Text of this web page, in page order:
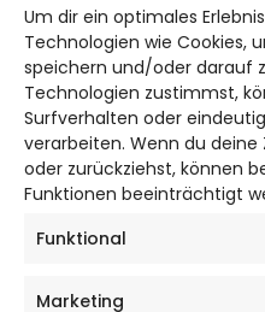
Um dir ein optimales
Technologien wie Cookies,
speichern und/oder darauf
Technologien zustimmst,
Surfverhalten oder
verarbeiten. Wenn du
oder zurückziehst, können
Funktionen beeinträchtigt
Funktional
Marketing
Bruchtorwall 12
38100 Braunschweig
Telefon: 0531 387220 – 65
DAS
WOLFSBURG
Impressum